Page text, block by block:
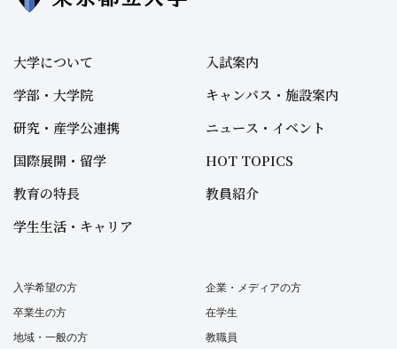
大学について
学部・大学院
研究・産学公連携
国際展開・留学
教育の特長
学生生活・キャリア
入試案内
キャンパス・施設案内
ニュース・イベント
HOT TOPICS
教員紹介
入学希望の方
卒業生の方
地域・一般の方
企業・メディアの方
在学生
教職員